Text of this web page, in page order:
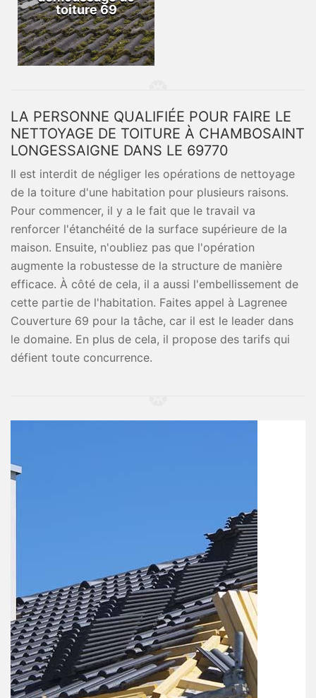
toiture 69
LA PERSONNE QUALIFIÉE POUR FAIRE LE
NETTOYAGE DE TOITURE À CHAMBOSAINT
LONGESSAIGNE DANS LE 69770
Il est interdit de négliger les opérations de nettoyage
de la toiture d'une habitation pour plusieurs raisons.
Pour commencer, il y a le fait que le travail va
renforcer l'étanchéité de la surface supérieure de la
maison. Ensuite, n'oubliez pas que l'opération
augmente la robustesse de la structure de manière
efficace. À côté de cela, il a aussi l'embellissement de
cette partie de l'habitation. Faites appel à Lagrenee
Couverture 69 pour la tâche, car il est le leader dans
le domaine. En plus de cela, il propose des tarifs qui
défient toute concurrence.